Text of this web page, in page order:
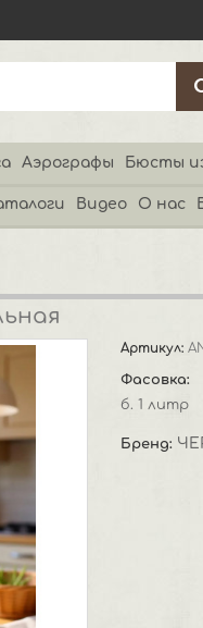
Аэрографы Бюсты
Видео О нас
Артикул:
Фасовка:
б. 1 литр
Бренд: